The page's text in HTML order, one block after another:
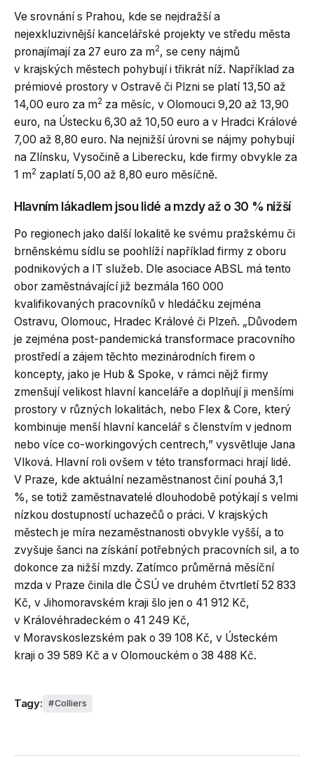
Ve srovnání s Prahou, kde se nejdražší a
nejexkluzivnější kancelářské projekty ve středu města
pronajímají za 27 euro za m2, se ceny nájmů
v krajských městech pohybují i třikrát níž. Například za
prémiové prostory v Ostravě či Plzni se platí 13,50 až
14,00 euro za m2 za měsíc, v Olomouci 9,20 až 13,90
euro, na Ústecku 6,30 až 10,50 euro a v Hradci Králové
7,00 až 8,80 euro. Na nejnižší úrovni se nájmy pohybují
na Zlínsku, Vysočině a Liberecku, kde firmy obvykle za
1 m2 zaplatí 5,00 až 8,80 euro měsíčně.
Hlavním lákadlem jsou lidé a mzdy až o 30 % nižší
Po regionech jako další lokalitě ke svému pražskému či
brněnskému sídlu se poohlíží například firmy z oboru
podnikových a IT služeb. Dle asociace ABSL má tento
obor zaměstnávající již bezmála 160 000
kvalifikovaných pracovníků v hledáčku zejména
Ostravu, Olomouc, Hradec Králové či Plzeň. „Důvodem
je zejména post-pandemická transformace pracovního
prostředí a zájem těchto mezinárodních firem o
koncepty, jako je Hub & Spoke, v rámci nějž firmy
zmenšují velikost hlavní kanceláře a doplňují ji menšími
prostory v různých lokalitách, nebo Flex & Core, který
kombinuje menší hlavní kancelář s členstvím v jednom
nebo více co-workingových centrech,” vysvětluje Jana
Vlková. Hlavní roli ovšem v této transformaci hrají lidé.
V Praze, kde aktuální nezaměstnanost činí pouhá 3,1
%, se totiž zaměstnavatelé dlouhodobě potýkají s velmi
nízkou dostupností uchazečů o práci. V krajských
městech je míra nezaměstnanosti obvykle vyšší, a to
zvyšuje šanci na získání potřebných pracovních sil, a to
dokonce za nižší mzdy. Zatímco průměrná měsíční
mzda v Praze činila dle ČSÚ ve druhém čtvrtletí 52 833
Kč, v Jihomoravském kraji šlo jen o 41 912 Kč,
v Královéhradeckém o 41 249 Kč,
v Moravskoslezském pak o 39 108 Kč, v Ústeckém
kraji o 39 589 Kč a v Olomouckém o 38 488 Kč.
Tagy: Colliers